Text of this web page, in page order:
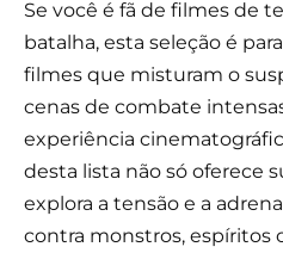
Se você é fã de filmes de
batalha, esta seleção é
filmes que misturam o
cenas de combate
experiência
desta lista não só oferece
explora a tensão e a
contra monstros, espíritos